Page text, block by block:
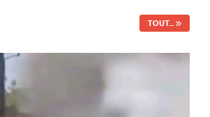
TOUT...